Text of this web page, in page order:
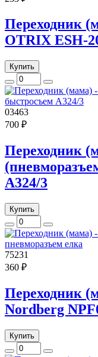
Переходник
OTRIX ESH-
Купить
03463
700 ₽
Переходник
A324/3
Купить
75231
360 ₽
Переходник
Nordberg
Купить